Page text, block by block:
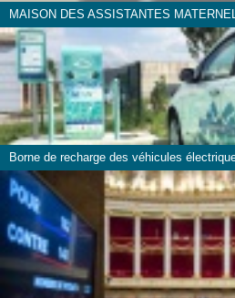
MAISON DES ASSISTANTES
Borne de recharge des véhicules